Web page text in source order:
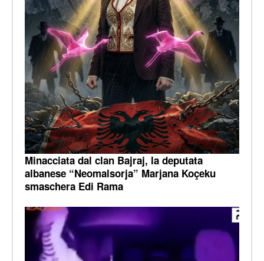
Minacciata dal clan Bajraj, la deputata
albanese “Neomalsorja” Marjana Koçeku
smaschera Edi Rama